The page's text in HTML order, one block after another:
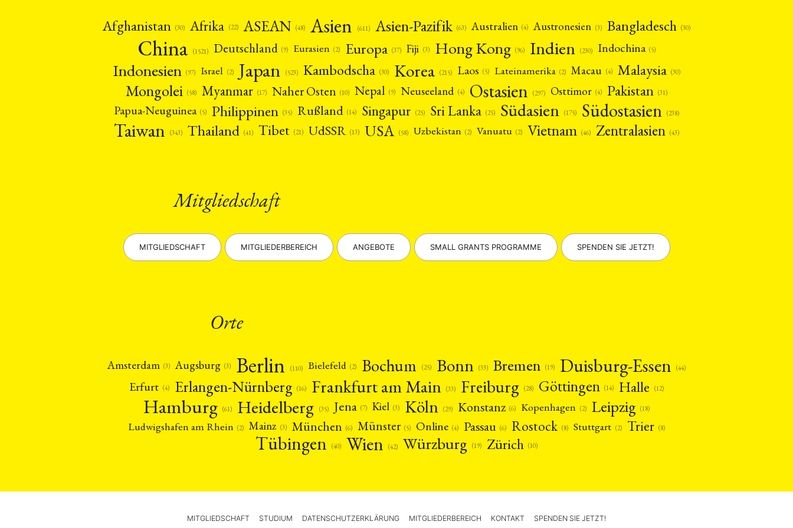
Afghanistan (30) Afrika (22) ASEAN (48) Asien (611) Asien-Pazifik (63) Australien (4) Austronesien (3) Bangladesch (30)
China (1521) Deutschland (9) Eurasien (2) Europa (37) Fiji (3) Hong Kong (96) Indien (230) Indochina (5)
Indonesien (97) Israel (2) Japan (523) Kambodscha (30) Korea (215) Laos (5) Lateinamerika (2) Macau (4) Malaysia (30)
Mongolei (58) Myanmar (17) Naher Osten (10) Nepal (9) Neuseeland (4) Ostasien (297) Osttimor (4) Pakistan (31)
Papua-Neuguinea (5) Philippinen (35) Rußland (14) Singapur (25) Sri Lanka (25) Südasien (175) Südostasien (238)
Taiwan (343) Thailand (41) Tibet (21) UdSSR (13) USA (58) Uzbekistan (2) Vanuatu (2) Vietnam (46) Zentralasien (43)
Mitgliedschaft
MITGLIEDSCHAFT MITGLIEDERBEREICH ANGEBOTE SMALL GRANTS PROGRAMME SPENDEN SIE JETZT!
Orte
Amsterdam (3) Augsburg (3) Berlin (110) Bielefeld (2) Bochum (25) Bonn (33) Bremen (19) Duisburg-Essen (44)
Erfurt (4) Erlangen-Nürnberg (16) Frankfurt am Main (33) Freiburg (28) Göttingen (14) Halle (12)
Hamburg (61) Heidelberg (35) Jena (7) Kiel (3) Köln (29) Konstanz (6) Kopenhagen (2) Leipzig (18)
Ludwigshafen am Rhein (2) Mainz (3) München (6) Münster (5) Online (4) Passau (6) Rostock (8) Stuttgart (2) Trier (8)
Tübingen (40) Wien (42) Würzburg (19) Zürich (10)
MITGLIEDSCHAFT STUDIUM DATENSCHUTZERKLÄRUNG MITGLIEDERBEREICH KONTAKT SPENDEN SIE JETZT!